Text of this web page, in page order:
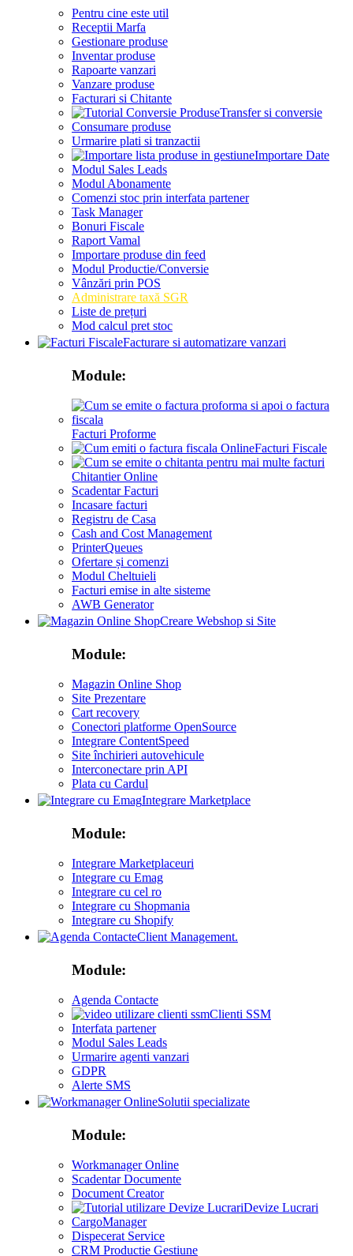
Pentru cine este util
Receptii Marfa
Gestionare produse
Inventar produse
Rapoarte vanzari
Vanzare produse
Facturari si Chitante
Transfer si conversie
Consumare produse
Urmarire plati si tranzactii
Importare Date
Modul Sales Leads
Modul Abonamente
Comenzi stoc prin interfata partener
Task Manager
Bonuri Fiscale
Raport Vamal
Importare produse din feed
Modul Productie/Conversie
Vânzări prin POS
Administrare taxă SGR
Liste de prețuri
Mod calcul pret stoc
Facturare si automatizare vanzari
Module:
Facturi Proforme
Facturi Fiscale
Chitantier Online
Scadentar Facturi
Incasare facturi
Registru de Casa
Cash and Cost Management
PrinterQueues
Ofertare și comenzi
Modul Cheltuieli
Facturi emise in alte sisteme
AWB Generator
Creare Webshop si Site
Module:
Magazin Online Shop
Site Prezentare
Cart recovery
Conectori platforme OpenSource
Integrare ContentSpeed
Site închirieri autovehicule
Interconectare prin API
Plata cu Cardul
Integrare Marketplace
Module:
Integrare Marketplaceuri
Integrare cu Emag
Integrare cu cel ro
Integrare cu Shopmania
Integrare cu Shopify
Client Management.
Module:
Agenda Contacte
Clienti SSM
Interfata partener
Modul Sales Leads
Urmarire agenti vanzari
GDPR
Alerte SMS
Solutii specializate
Module:
Workmanager Online
Scadentar Documente
Document Creator
Devize Lucrari
CargoManager
Dispecerat Service
CRM Productie Gestiune